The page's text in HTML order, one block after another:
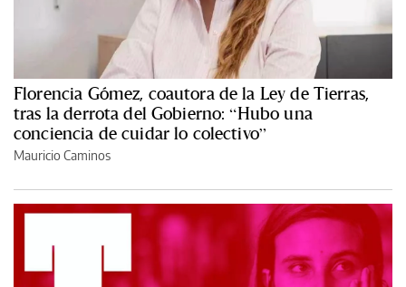
Florencia Gómez, coautora de la Ley de Tierras,
tras la derrota del Gobierno: “Hubo una
conciencia de cuidar lo colectivo”
Mauricio Caminos